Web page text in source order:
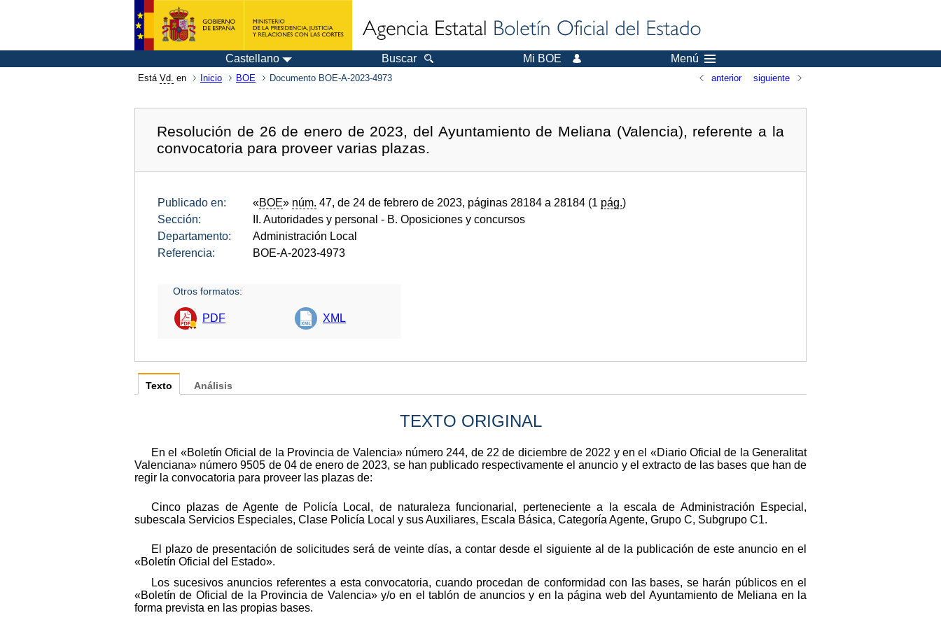
Castellano Buscar Mi BOE Menú
Está Vd. en Inicio BOE Documento BOE-A-2023-4973 anterior siguiente
Resolución de 26 de enero de 2023, del Ayuntamiento de Meliana (Valencia), referente a la
convocatoria para proveer varias plazas.
Publicado en: «BOE» núm. 47, de 24 de febrero de 2023, páginas 28184 a 28184 (1 pág.)
Sección:
II. Autoridades y personal - B. Oposiciones y concursos
Departamento:
Administración Local
Referencia:
BOE-A-2023-4973
Otros formatos:
PDF XML
Texto
TEXTO ORIGINAL
En el «Boletín Oficial de la Provincia de Valencia» número 244, de 22 de diciembre de 2022 y en el «Diario Oficial de la Generalitat
Valenciana» número 9505 de 04 de enero de 2023, se han publicado respectivamente el anuncio y el extracto de las bases que han de
regir la convocatoria para proveer las plazas de:
Cinco plazas de Agente de Policía Local, de naturaleza funcionarial, perteneciente a la escala de Administración Especial,
subescala Servicios Especiales, Clase Policía Local y sus Auxiliares, Escala Básica, Categoría Agente, Grupo C, Subgrupo C1.
El plazo de presentación de solicitudes será de veinte días, a contar desde el siguiente al de la publicación de este anuncio en el
«Boletín Oficial del Estado».
Los sucesivos anuncios referentes a esta convocatoria, cuando procedan de conformidad con las bases, se harán públicos en el
«Boletín de Oficial de la Provincia de Valencia» y/o en el tablón de anuncios y en la página web del Ayuntamiento de Meliana en la
forma prevista en las propias bases.
Análisis